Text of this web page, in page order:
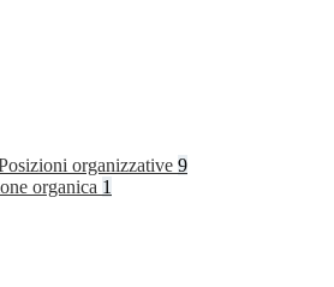
organizzative 9
organica 1